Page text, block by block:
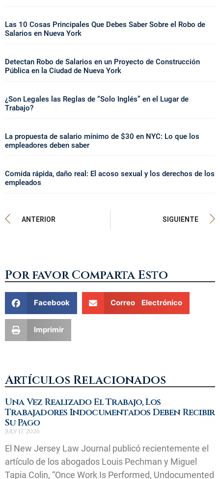
Las 10 Cosas Principales Que Debes Saber Sobre el Robo de
Salarios en Nueva York
Detectan Robo de Salarios en un Proyecto de Construcción
Pública en la Ciudad de Nueva York
¿Son Legales las Reglas de “Solo Inglés” en el Lugar de
Trabajo?
La propuesta de salario mínimo de $30 en NYC: Lo que los
empleadores deben saber
Comida rápida, daño real: El acoso sexual y los derechos de los
empleados
ANTERIOR SIGUIENTE
Por favor Comparta Esto
Facebook Correo Electrónico
Imprimir
Artículos Relacionados
Una Vez Realizado El Trabajo, Los
Trabajadores Indocumentados Deben Recibir
Su Pago
July 17, 2026
El New Jersey Law Journal publicó recientemente el
artículo de los abogados Louis Pechman y Miguel
Tapia Colin, “Once Work Is Performed, Undocumented